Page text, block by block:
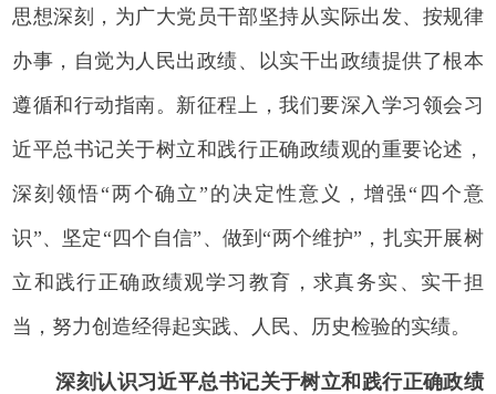
思想深刻，为广大党员干部坚持从实际出发、按规律
办事，自觉为人民出政绩、以实干出政绩提供了根本
遵循和行动指南。新征程上，我们要深入学习领会习
近平总书记关于树立和践行正确政绩观的重要论述，
深刻领悟“两个确立”的决定性意义，增强“四个意
识”、坚定“四个自信”、做到“两个维护”，扎实开展树
立和践行正确政绩观学习教育，求真务实、实干担
当，努力创造经得起实践、人民、历史检验的实绩。
深刻认识习近平总书记关于树立和践行正确政绩